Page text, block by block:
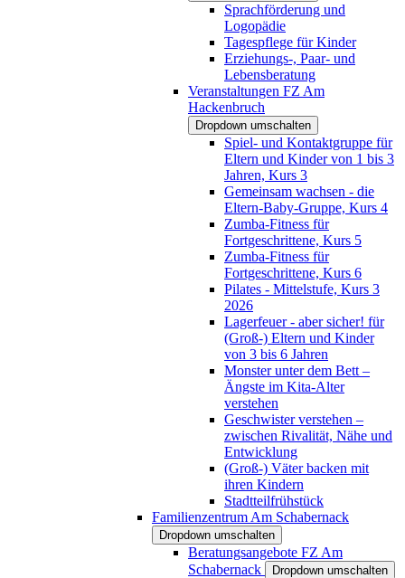
Sprachförderung und
Logopädie
Tagespflege für Kinder
Erziehungs-, Paar- und
Lebensberatung
Veranstaltungen FZ Am
Hackenbruch
Dropdown umschalten
Spiel- und Kontaktgruppe für
Eltern und Kinder von 1 bis 3
Jahren, Kurs 3
Gemeinsam wachsen - die
Eltern-Baby-Gruppe, Kurs 4
Zumba-Fitness für
Fortgeschrittene, Kurs 5
Zumba-Fitness für
Fortgeschrittene, Kurs 6
Pilates - Mittelstufe, Kurs 3
2026
Lagerfeuer - aber sicher! für
(Groß-) Eltern und Kinder
von 3 bis 6 Jahren
Monster unter dem Bett –
Ängste im Kita-Alter
verstehen
Geschwister verstehen –
zwischen Rivalität, Nähe und
Entwicklung
(Groß-) Väter backen mit
ihren Kindern
Stadtteilfrühstück
Familienzentrum Am Schabernack
Dropdown umschalten
Beratungsangebote FZ Am
Schabernack
Dropdown umschalten